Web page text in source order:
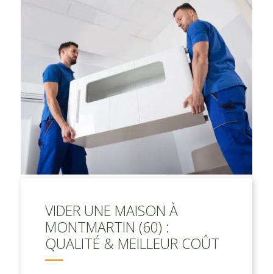
VIDER UNE MAISON À
MONTMARTIN (60) :
QUALITÉ & MEILLEUR COÛT